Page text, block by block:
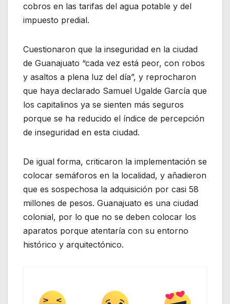
cobros en las tarifas del agua potable y del
impuesto predial.
Cuestionaron que la inseguridad en la ciudad
de Guanajuato “cada vez está peor, con robos
y asaltos a plena luz del día”, y reprocharon
que haya declarado Samuel Ugalde García que
los capitalinos ya se sienten más seguros
porque se ha reducido el índice de percepción
de inseguridad en esta ciudad.
De igual forma, criticaron la implementación se
colocar semáforos en la localidad, y añadieron
que es sospechosa la adquisición por casi 58
millones de pesos. Guanajuato es una ciudad
colonial, por lo que no se deben colocar los
aparatos porque atentaría con su entorno
histórico y arquitectónico.